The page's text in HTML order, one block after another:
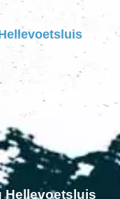
Hellevoetsluis